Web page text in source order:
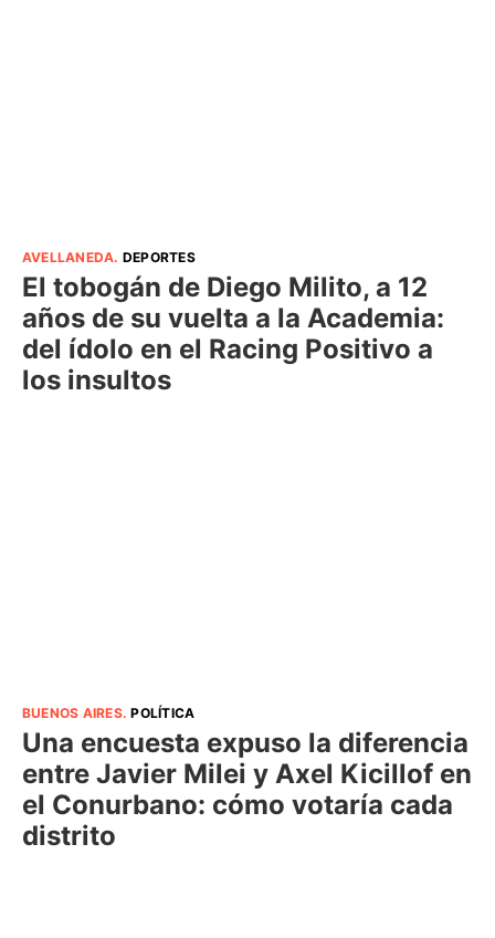
AVELLANEDA. DEPORTES
El tobogán de Diego Milito, a 12
años de su vuelta a la Academia:
del ídolo en el Racing Positivo a
los insultos
BUENOS AIRES.POLÍTICA
Una encuesta expuso la diferencia
entre Javier Milei y Axel Kicillof en
el Conurbano: cómo votaría cada
distrito